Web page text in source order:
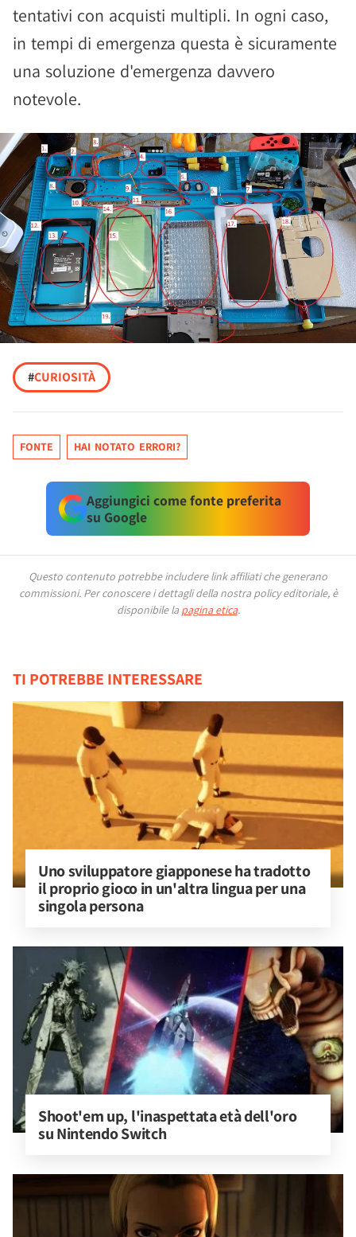
tentativi con acquisti multipli. In ogni caso,
in tempi di emergenza questa è sicuramente
una soluzione d'emergenza davvero
notevole.
#CURIOSITÀ
FONTE HAI NOTATO ERRORI?
Aggiungici come fonte preferita
su Google
Questo contenuto potrebbe includere link affiliati che generano
commissioni. Per conoscere i dettagli della nostra policy editoriale, è
disponibile la pagina etica.
TI POTREBBE INTERESSARE
Uno sviluppatore giapponese ha tradotto
il proprio gioco in un'altra lingua per una
singola persona
Shoot'em up, l'inaspettata età dell'oro
su Nintendo Switch